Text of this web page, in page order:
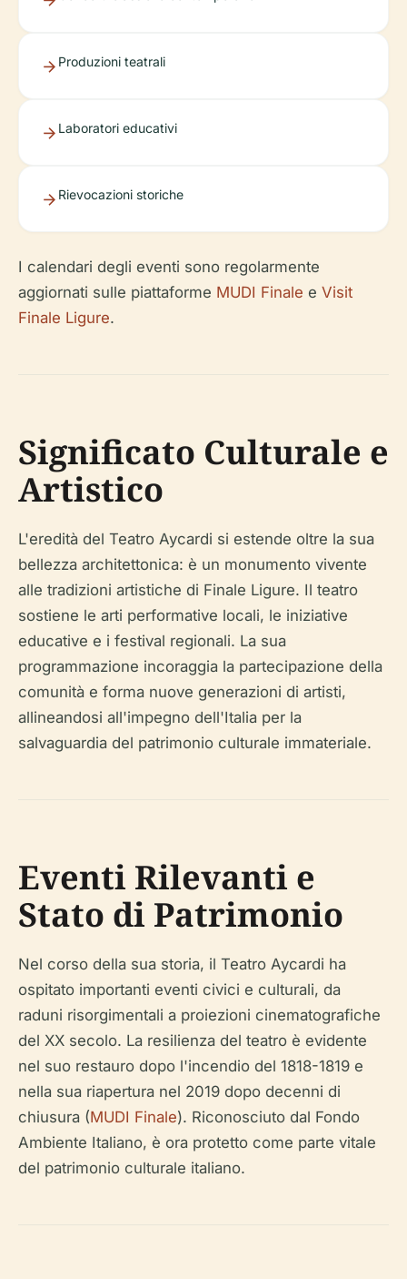
Produzioni teatrali
Laboratori educativi
Rievocazioni storiche
I calendari degli eventi sono regolarmente
aggiornati sulle piattaforme MUDI Finale e Visit
Finale Ligure.
Significato Culturale e
Artistico
L'eredità del Teatro Aycardi si estende oltre la sua
bellezza architettonica: è un monumento vivente
alle tradizioni artistiche di Finale Ligure. Il teatro
sostiene le arti performative locali, le iniziative
educative e i festival regionali. La sua
programmazione incoraggia la partecipazione della
comunità e forma nuove generazioni di artisti,
allineandosi all'impegno dell'Italia per la
salvaguardia del patrimonio culturale immateriale.
Eventi Rilevanti e
Stato di Patrimonio
Nel corso della sua storia, il Teatro Aycardi ha
ospitato importanti eventi civici e culturali, da
raduni risorgimentali a proiezioni cinematografiche
del XX secolo. La resilienza del teatro è evidente
nel suo restauro dopo l'incendio del 1818-1819 e
nella sua riapertura nel 2019 dopo decenni di
chiusura (MUDI Finale). Riconosciuto dal Fondo
Ambiente Italiano, è ora protetto come parte vitale
del patrimonio culturale italiano.